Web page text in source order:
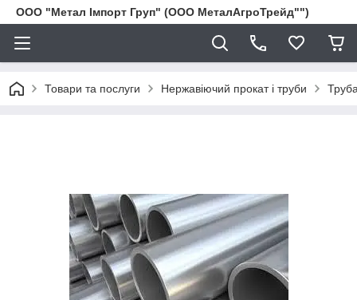
ООО "Метал Імпорт Груп" (ООО МеталАгроТрейд"")
Товари та послуги Нержавіючий прокат і труби